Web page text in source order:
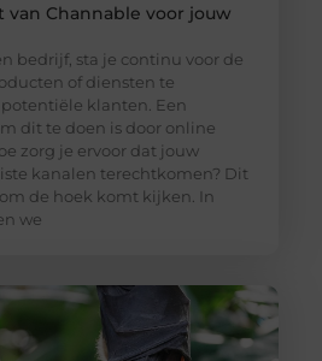
Channable voor jouw
bedrijf, sta je continu voor de
of diensten te
klanten. Een
dit te doen is door online
zorg je ervoor dat jouw
kanalen terechtkomen? Dit
de hoek komt kijken. In
we